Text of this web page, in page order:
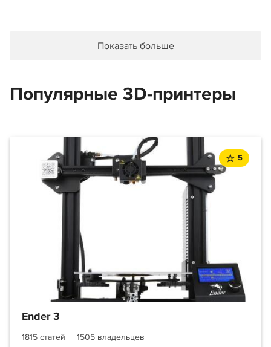
Показать больше
Популярные 3D-принтеры
5
Ender 3
1815 статей
1505 владельцев